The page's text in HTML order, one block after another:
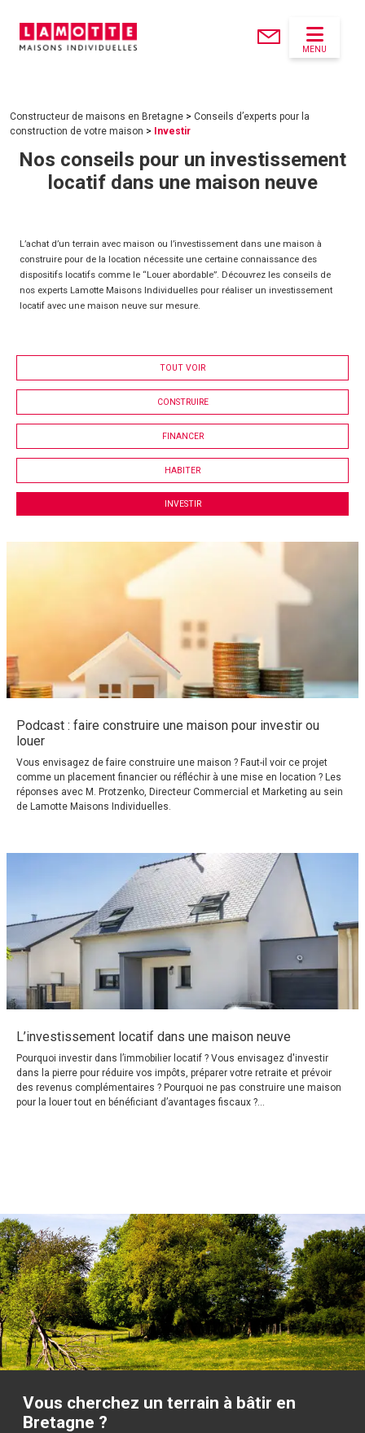
MENU
Constructeur de maisons en Bretagne > Conseils d’experts pour la
construction de votre maison > Investir
Nos conseils pour un investissement
locatif dans une maison neuve
L’achat d’un terrain avec maison ou l’investissement dans une maison à
construire pour de la location nécessite une certaine connaissance des
dispositifs locatifs comme le “Louer abordable”. Découvrez les conseils de
nos experts Lamotte Maisons Individuelles pour réaliser un investissement
locatif avec une maison neuve sur mesure.
TOUT VOIR
CONSTRUIRE
FINANCER
HABITER
INVESTIR
Podcast : faire construire une maison pour investir ou
louer
Vous envisagez de faire construire une maison ? Faut-il voir ce projet
comme un placement financier ou réfléchir à une mise en location ? Les
réponses avec M. Protzenko, Directeur Commercial et Marketing au sein
de Lamotte Maisons Individuelles.
L’investissement locatif dans une maison neuve
Pourquoi investir dans l’immobilier locatif ? Vous envisagez d'investir
dans la pierre pour réduire vos impôts, préparer votre retraite et prévoir
des revenus complémentaires ? Pourquoi ne pas construire une maison
pour la louer tout en bénéficiant d’avantages fiscaux ?...
Vous cherchez un terrain à bâtir en
Bretagne ?